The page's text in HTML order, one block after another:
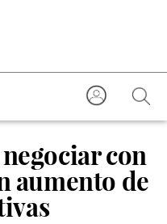
con
aumento de